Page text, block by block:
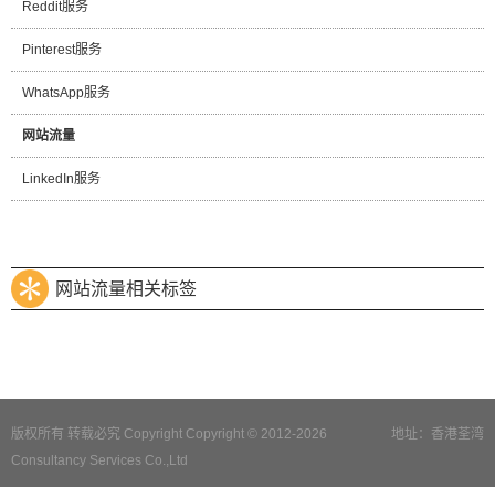
Reddit服务
Pinterest服务
WhatsApp服务
网站流量
LinkedIn服务
网站流量相关标签
地址：香港荃湾
版权所有 转载必究 Copyright Copyright © 2012-2026
Consultancy Services Co.,Ltd